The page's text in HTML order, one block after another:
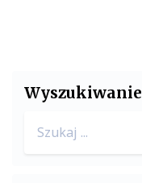
Wyszukiwanie
for: